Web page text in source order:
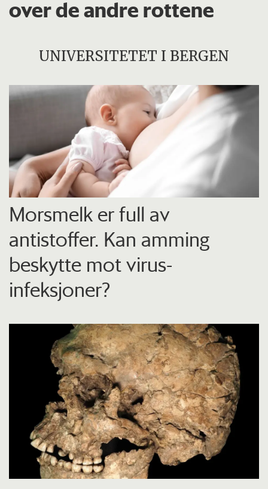
over de andre rottene
UNIVERSITETET I BERGEN
Morsmelk er full av
antistoffer. Kan amming
beskytte mot virus-
infeksjoner?